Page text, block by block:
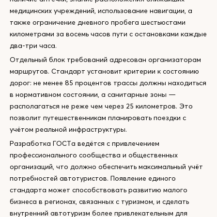
медицинских учреждений, использование навигации, а
также ограничение дневного пробега шестьюстами
километрами за восемь часов пути с остановками каждые
два-три часа.
Отдельный блок требований адресован организаторам
маршрутов. Стандарт установит критерии к состоянию
дорог: не менее 85 процентов трассы должны находиться
в нормативном состоянии, а санитарные зоны —
располагаться не реже чем через 25 километров. Это
позволит путешественникам планировать поездки с
учётом реальной инфраструктуры.
Разработка ГОСТа ведётся с привлечением
профессионального сообщества и общественных
организаций, что должно обеспечить максимальный учёт
потребностей автотуристов. Появление единого
стандарта может способствовать развитию малого
бизнеса в регионах, связанных с туризмом, и сделать
внутренний автотуризм более привлекательным для